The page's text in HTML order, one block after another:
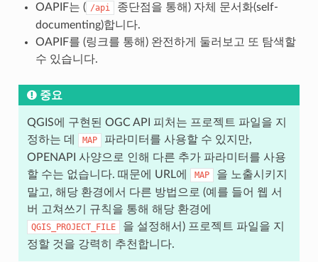
OAPIF는 ( /api
종단점을 통해) 자체 문서화(self-
documenting)합니다.
OAPIF를 (링크를 통해) 완전하게 둘러보고 또 탐색할
수 있습니다.
중요
QGIS에 구현된 OGC API 피처는 프로젝트 파일을 지
정하는 데
MAP
파라미터를 사용할 수 있지만,
OPENAPI 사양으로 인해 다른 추가 파라미터를 사용
할 수는 없습니다. 때문에 URL에
MAP
을 노출시키지
말고, 해당 환경에서 다른 방법으로 (예를 들어 웹 서
버 고쳐쓰기 규칙을 통해 해당 환경에
QGIS_PROJECT_FILE
을 설정해서) 프로젝트 파일을 지
정할 것을 강력히 추천합니다.